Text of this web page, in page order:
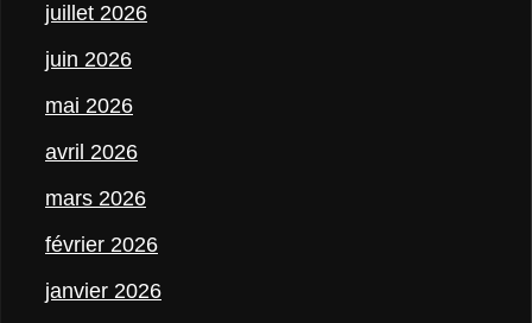
juillet 2026
juin 2026
mai 2026
avril 2026
mars 2026
février 2026
janvier 2026